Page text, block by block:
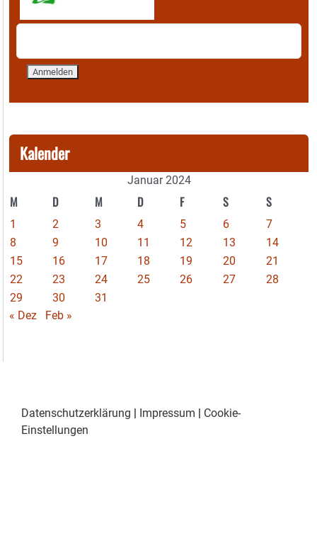
Kalender
Januar 2024
M D M D F S S
1 2 3 4 5 6
7
8
9 10 11 12 13
14
15
16 17 18 19 20
21
22
23 24 25 26 27
28
29
30
31
« Dez
Feb »
Datenschutzerklärung | Impressum | Cookie-
Einstellungen